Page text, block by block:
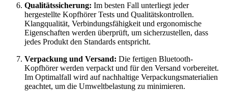
Qualitätssicherung: Im besten Fall unterliegt jeder
hergestellte Kopfhörer Tests und Qualitätskontrollen.
Klangqualität, Verbindungsfähigkeit und ergonomische
Eigenschaften werden überprüft, um sicherzustellen, dass
jedes Produkt den Standards entspricht.
Verpackung und Versand: Die fertigen Bluetooth-
Kopfhörer werden verpackt und für den Versand vorbereitet.
Im Optimalfall wird auf nachhaltige Verpackungsmaterialien
geachtet, um die Umweltbelastung zu minimieren.